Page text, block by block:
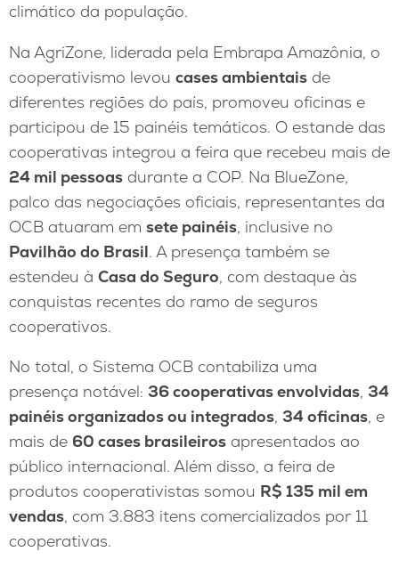
climático da população.
Na AgriZone, liderada pela Embrapa Amazônia, o
cooperativismo levou cases ambientais de
diferentes regiões do país, promoveu oficinas e
participou de 15 painéis temáticos. O estande das
cooperativas integrou a feira que recebeu mais de
24 mil pessoas durante a COP. Na BlueZone,
palco das negociações oficiais, representantes da
OCB atuaram em sete painéis, inclusive no
Pavilhão do Brasil. A presença também se
estendeu à Casa do Seguro, com destaque às
conquistas recentes do ramo de seguros
cooperativos.
No total, o Sistema OCB contabiliza uma
presença notável: 36 cooperativas envolvidas, 34
painéis organizados ou integrados, 34 oficinas, e
mais de 60 cases brasileiros apresentados ao
público internacional. Além disso, a feira de
produtos cooperativistas somou R$ 135 mil em
vendas, com 3.883 itens comercializados por 11
cooperativas.